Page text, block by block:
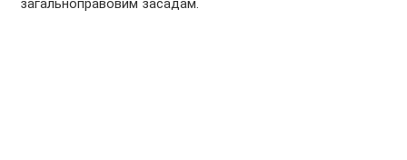
загальноправовим засадам.